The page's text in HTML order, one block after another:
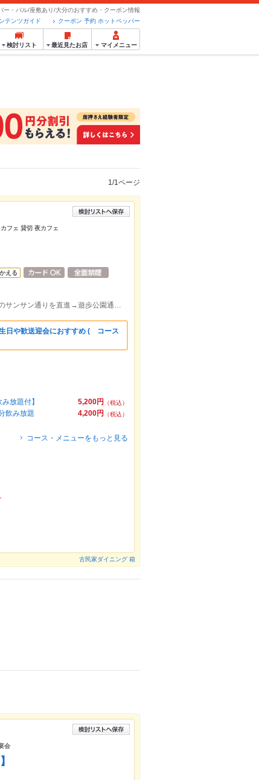
ー・バル/座敷あり/大分のおすすめ・クーポン情報
クーポン 予約 ホットペッパー
テンツガイド
検討リスト 最近見たお店 マイメニュー
1/1ページ
フェ 貸切 夜カフェ
える
大分駅からトキハ会館方面へ→トキハ会館側のサンサン通りを直進→遊歩公園通り信号を左折し、県庁側右手すぐ!
日や歓送迎会におすすめ ( コース
5,200円
（税込）
放題付】
4,200円
（税込）
飲み放題
コース・メニューをもっと見る
古民家ダイニング 箱
会